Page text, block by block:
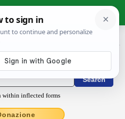
› iucundatus
Conjugations latin
within inflected forms